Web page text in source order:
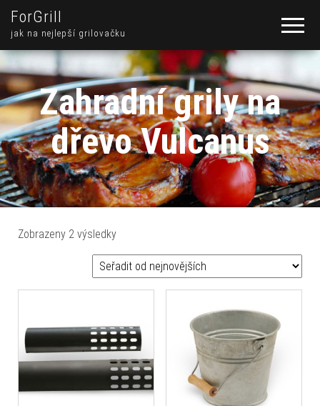
ForGrill
jak na nejlepší grilovačku
Zahradní grily na
dřevo Vulcanus
Zobrazeny 2 výsledkySeřazeno od nejnovějších